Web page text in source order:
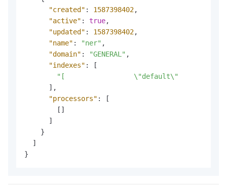
"created" : 1587398402,
"active" : true,
"updated" : 1587398402,
"name" : "ner" ,
"domain" : "GENERAL" ,
"indexes" :
[
"[                 \"default\"
] ,
"processors" :
[
[ ]
]
}
]
}